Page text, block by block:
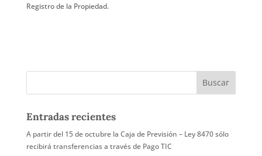
Registro de la Propiedad.
Entradas recientes
A partir del 15 de octubre la Caja de Previsión – Ley 8470 sólo
recibirá transferencias a través de Pago TIC